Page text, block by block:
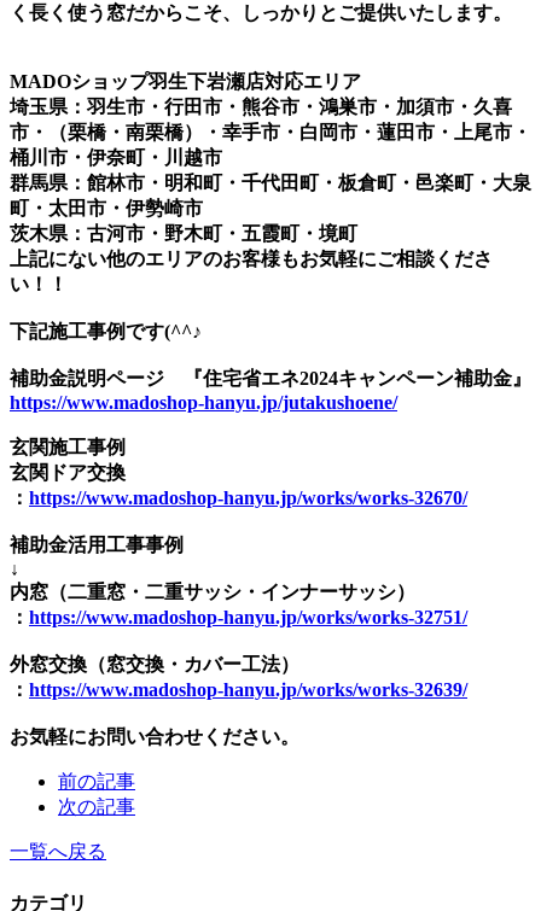
く長く使う窓だからこそ、しっかりとご提供いたします。
MADOショップ羽生下岩瀬店対応エリア
埼玉県：羽生市・行田市・熊谷市・鴻巣市・加須市・久喜
市・（栗橋・南栗橋）・幸手市・白岡市・蓮田市・上尾市・
桶川市・伊奈町・川越市
群馬県：館林市・明和町・千代田町・板倉町・邑楽町・大泉
町・太田市・伊勢崎市
茨木県：古河市・野木町・五霞町・境町
上記にない他のエリアのお客様もお気軽にご相談くださ
い！！
下記施工事例です(^^♪
補助金説明ページ 『住宅省エネ2024キャンペーン補助金』
https://www.madoshop-hanyu.jp/jutakushoene/
玄関施工事例
玄関ドア交換
： https://www.madoshop-hanyu.jp/works/works-32670/
補助金活用工事事例
↓
内窓（二重窓・二重サッシ・インナーサッシ）
： https://www.madoshop-hanyu.jp/works/works-32751/
外窓交換（窓交換・カバー工法）
： https://www.madoshop-hanyu.jp/works/works-32639/
お気軽にお問い合わせください。
前の記事
次の記事
一覧へ戻る
カテゴリ